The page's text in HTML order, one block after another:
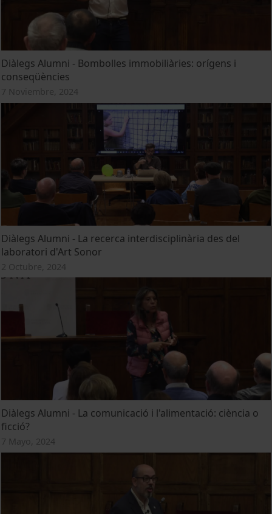
Diàlegs Alumni - Bombolles immobiliàries: orígens i
conseqüències
7 Noviembre, 2024
Diàlegs Alumni - La recerca interdisciplinària des del
laboratori d'Art Sonor
2 Octubre, 2024
Diàlegs Alumni - La comunicació i l'alimentació: ciència o
ficció?
7 Mayo, 2024